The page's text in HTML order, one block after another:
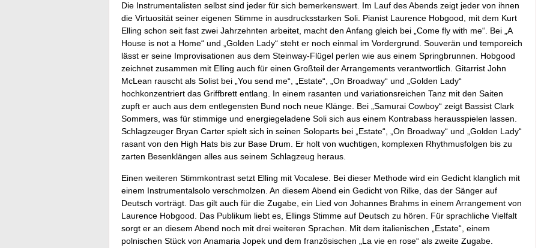
Die Instrumentalisten selbst sind jeder für sich bemerkenswert. Im Lauf des Abends zeigt jeder von ihnen
die Virtuosität seiner eigenen Stimme in ausdrucksstarken Soli. Pianist Laurence Hobgood, mit dem Kurt
Elling schon seit fast zwei Jahrzehnten arbeitet, macht den Anfang gleich bei „Come fly with me“. Bei „A
House is not a Home“ und „Golden Lady“ steht er noch einmal im Vordergrund. Souverän und temporeich
lässt er seine Improvisationen aus dem Steinway-Flügel perlen wie aus einem Springbrunnen. Hobgood
zeichnet zusammen mit Elling auch für einen Großteil der Arrangements verantwortlich. Gitarrist John
McLean rauscht als Solist bei „You send me“, „Estate“, „On Broadway“ und „Golden Lady“
hochkonzentriert das Griffbrett entlang. In einem rasanten und variationsreichen Tanz mit den Saiten
zupft er auch aus dem entlegensten Bund noch neue Klänge. Bei „Samurai Cowboy“ zeigt Bassist Clark
Sommers, was für stimmige und energiegeladene Soli sich aus einem Kontrabass herausspielen lassen.
Schlagzeuger Bryan Carter spielt sich in seinen Soloparts bei „Estate“, „On Broadway“ und „Golden Lady“
rasant von den High Hats bis zur Base Drum. Er holt von wuchtigen, komplexen Rhythmusfolgen bis zu
zarten Besenklängen alles aus seinem Schlagzeug heraus.
Einen weiteren Stimmkontrast setzt Elling mit Vocalese. Bei dieser Methode wird ein Gedicht klanglich mit
einem Instrumentalsolo verschmolzen. An diesem Abend ein Gedicht von Rilke, das der Sänger auf
Deutsch vorträgt. Das gilt auch für die Zugabe, ein Lied von Johannes Brahms in einem Arrangement von
Laurence Hobgood. Das Publikum liebt es, Ellings Stimme auf Deutsch zu hören. Für sprachliche Vielfalt
sorgt er an diesem Abend noch mit drei weiteren Sprachen. Mit dem italienischen „Estate“, einem
polnischen Stück von Anamaria Jopek und dem französischen „La vie en rose“ als zweite Zugabe.